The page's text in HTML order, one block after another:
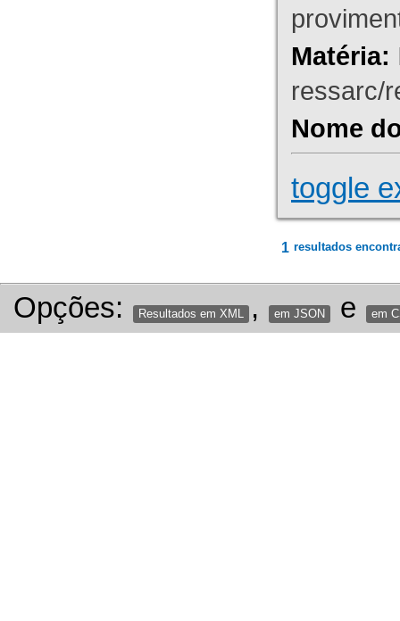
Matéria:
ressarc/
Nome
toggle
1 resultados
Opções: Resultados em XML , em JSON e em